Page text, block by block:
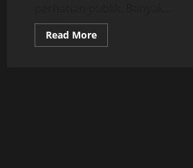
Read MoreRead
more